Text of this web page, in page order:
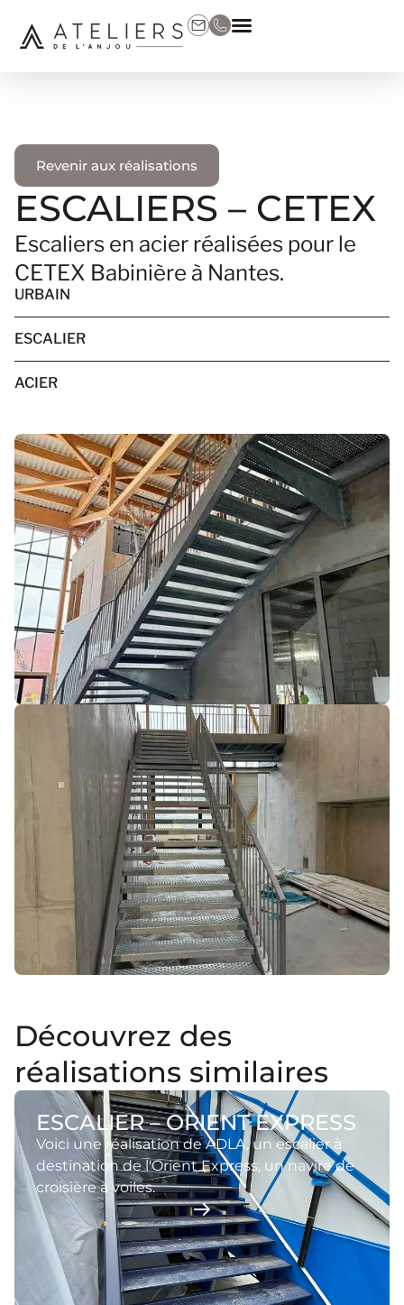
Revenir aux réalisations
ESCALIERS – CETEX
Escaliers en acier réalisées pour le
CETEX Babinière à Nantes.
URBAIN
ESCALIER
ACIER
Découvrez des
réalisations similaires
ESCALIER – ORIENT EXPRESS
Voici une réalisation de ADLA, un escalier à
destination de l'Orient Express, un navire de
croisière à voiles.